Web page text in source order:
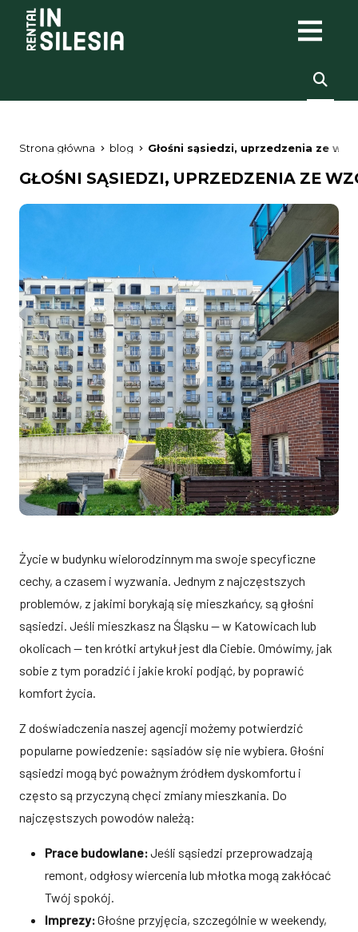
Strona główna blog Głośni sąsiedzi, uprzedzenia ze
GŁOŚNI SĄSIEDZI, UPRZEDZENIA ZE
Życie w budynku wielorodzinnym ma swoje specyficzne
cechy, a czasem i wyzwania. Jednym z najczęstszych
problemów, z jakimi borykają się mieszkańcy, są głośni
sąsiedzi. Jeśli mieszkasz na Śląsku — w Katowicach lub
okolicach — ten krótki artykuł jest dla Ciebie. Omówimy, jak
sobie z tym poradzić i jakie kroki podjąć, by poprawić
komfort życia.
Z doświadczenia naszej agencji możemy potwierdzić
popularne powiedzenie: sąsiadów się nie wybiera. Głośni
sąsiedzi mogą być poważnym źródłem dyskomfortu i
często są przyczyną chęci zmiany mieszkania. Do
najczęstszych powodów należą:
Prace budowlane:Jeśli sąsiedzi przeprowadzają
remont, odgłosy wiercenia lub młotka mogą zakłócać
Twój spokój.
Imprezy:Głośne przyjęcia, szczególnie w weekendy,